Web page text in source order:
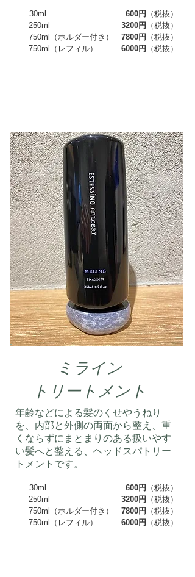
30ml 600円
（税抜）
250ml 3200円
（税抜）
750ml（ホルダー付き） 7800円
（税抜）
750ml（レフィル） 6000円 （税抜）
ミライン
​トリートメント
年齢などによる髪のくせやうねり
を、内部と外側の両面から整え、重
くならずにまとまりのある扱いやす
い髪へと整える、ヘッドスパトリー
トメントです。
30ml 600円
（税抜）
250ml 3200円
（税抜）
750ml（ホルダー付き） 7800円
（税抜）
750ml（レフィル） 6000円 （税抜）